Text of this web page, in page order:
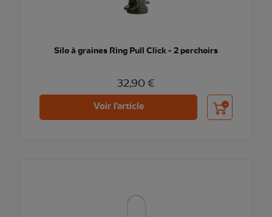
Silo à graines Ring Pull Click - 2 perchoirs
32,90 €
Voir l'article Ajouter au